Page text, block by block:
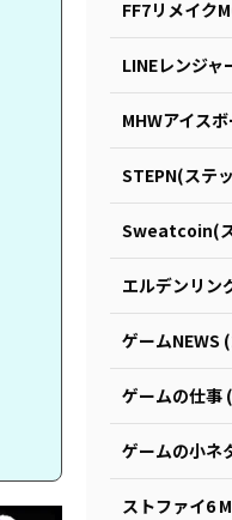
FF7リメイク
LINEレンジャ
MHWアイス
STEPN(ステ
Sweatcoin(
エルデンリン
ゲームNEWS
ゲームの仕事
ゲームの小ネ
ストファイ6